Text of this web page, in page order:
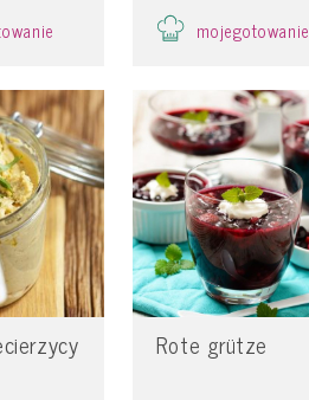
mojegotowanie
Rote grütze